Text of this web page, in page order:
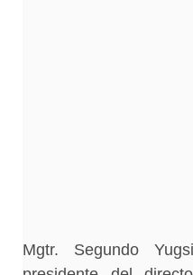
Mgtr. Segundo